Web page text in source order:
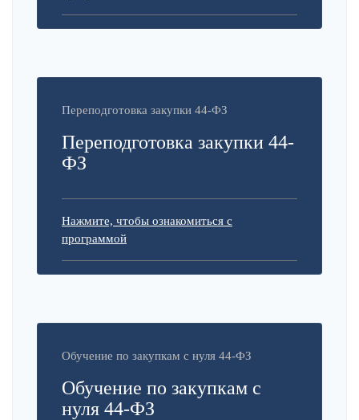
Переподготовка закупки 44-ФЗ
Переподготовка закупки 44-
ФЗ
Нажмите, чтобы ознакомиться с
программой
Обучение по закупкам с нуля 44-ФЗ
Обучение по закупкам с
нуля 44-ФЗ